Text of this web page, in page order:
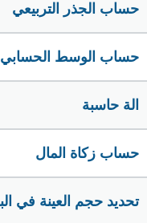
حساب الجذر التربيعي
حساب الوسط الحسابي
الة حاسبة
حساب زكاة المال
تحديد حجم العينة في